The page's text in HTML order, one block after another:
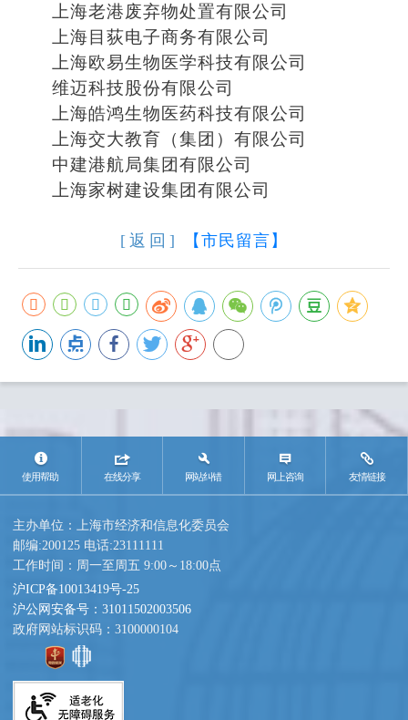
上海老港废弃物处置有限公司
上海目荻电子商务有限公司
上海欧易生物医学科技有限公司
维迈科技股份有限公司
上海皓鸿生物医药科技有限公司
上海交大教育（集团）有限公司
中建港航局集团有限公司
上海家树建设集团有限公司
[返回] 【市民留言】
使用帮助 在线分享 网站纠错 网上咨询 友情链接
主办单位：上海市经济和信息化委员会
邮编:200125 电话:23111111
工作时间：周一至周五 9:00～18:00点
沪ICP备10013419号-25
沪公网安备号：31011502003506
政府网站标识码：3100000104